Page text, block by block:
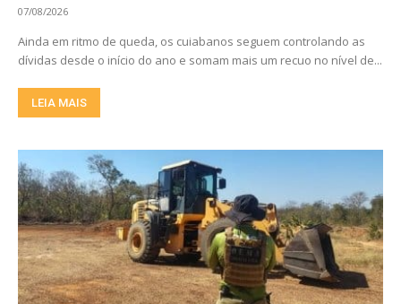
07/08/2026
Ainda em ritmo de queda, os cuiabanos seguem controlando as
dívidas desde o início do ano e somam mais um recuo no nível de...
LEIA MAIS